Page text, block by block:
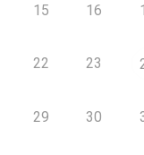
15 16
22 23
29 30